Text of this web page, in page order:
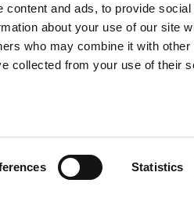
content and ads, to provide
about your use of our site
who may combine it with other
collected from your use of their
Statistics